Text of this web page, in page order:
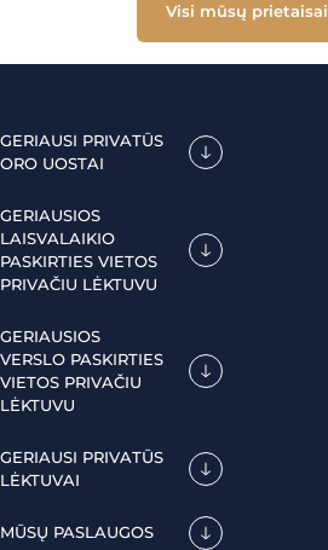
Visi mūsų prietaisai
GERIAUSI PRIVATŪS
ORO UOSTAI
GERIAUSIOS
LAISVALAIKIO
PASKIRTIES VIETOS
PRIVAČIU LĖKTUVU
GERIAUSIOS
VERSLO PASKIRTIES
VIETOS PRIVAČIU
LĖKTUVU
GERIAUSI PRIVATŪS
LĖKTUVAI
MŪSŲ PASLAUGOS